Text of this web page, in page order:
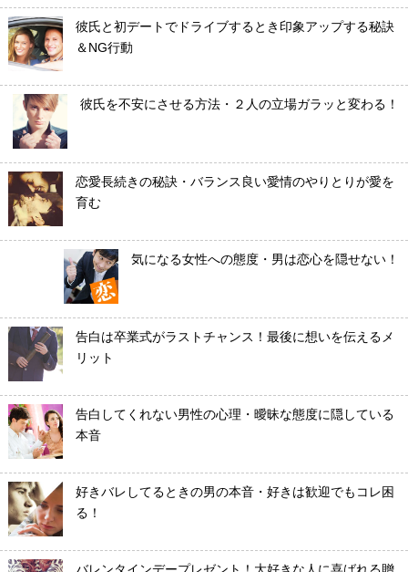
彼氏と初デートでドライブするとき印象アップする秘訣
＆NG行動
彼氏を不安にさせる方法・２人の立場ガラッと変わる！
恋愛長続きの秘訣・バランス良い愛情のやりとりが愛を
育む
気になる女性への態度・男は恋心を隠せない！
告白は卒業式がラストチャンス！最後に想いを伝えるメ
リット
告白してくれない男性の心理・曖昧な態度に隠している
本音
好きバレしてるときの男の本音・好きは歓迎でもコレ困
る！